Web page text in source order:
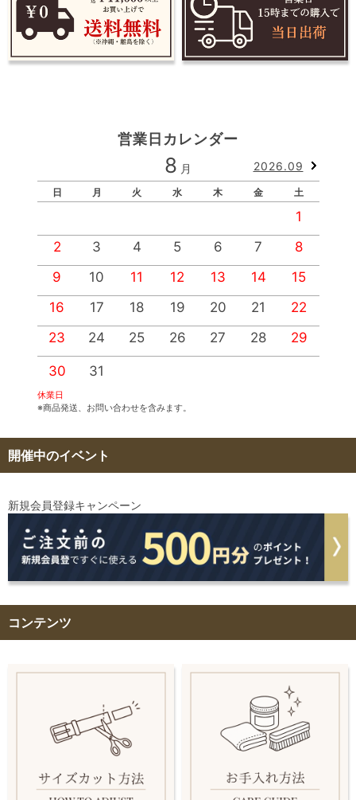
営業日カレンダー
8 月 2026.09
日 月 火 水 木 金 土
1
2
3 4 5 6 7
8
9
10 11 12 13 14
15
16
17 18 19 20 21
22
23
24 25 26 27 28 29
30 31
休業日
※商品発送、お問い合わせを含みます。
開催中のイベント
新規会員登録キャンペーン
コンテンツ